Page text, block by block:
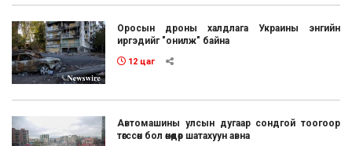
Оросын дроны халдлага Украины энгийн
иргэдийг "онилж" байна
12 цаг
Автомашины улсын дугаар сондгой тоогоор
төгссөн бол өнөөдөр шатахуун авна